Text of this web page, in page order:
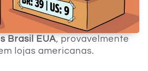
Brasil EUA, provavelmente
lojas americanas.